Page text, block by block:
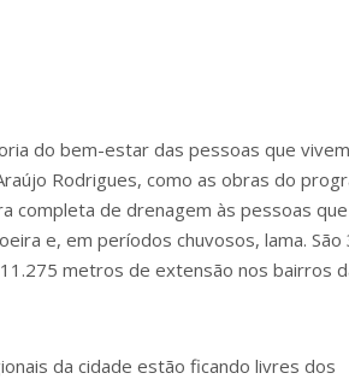
do bem-estar das pessoas que
Rodrigues, como as obras do
completa de drenagem às pessoas
e, em períodos chuvosos, lama. São
metros de extensão nos bairros
da cidade estão ficando livres dos